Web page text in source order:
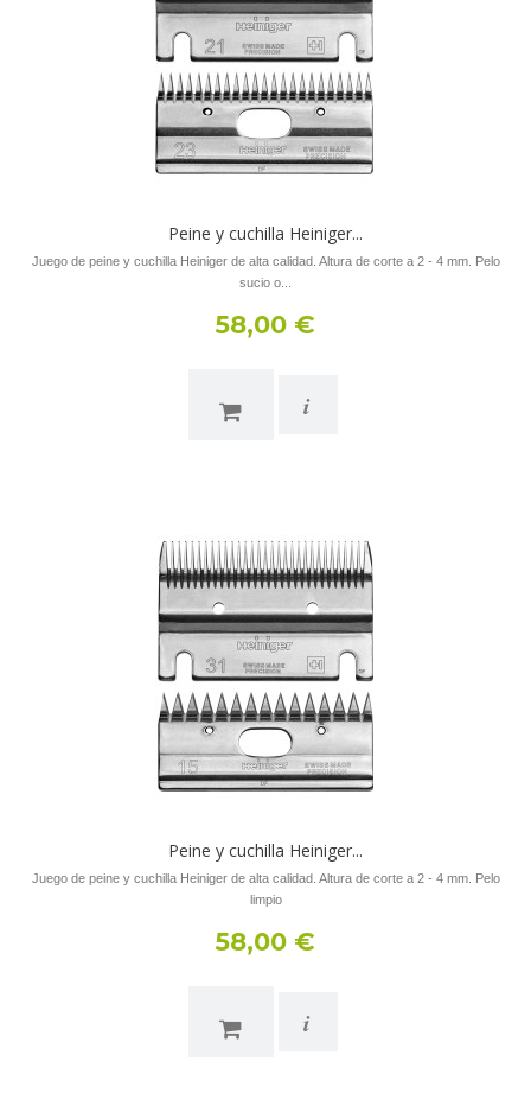
Peine y cuchilla Heiniger...
Juego de peine y cuchilla Heiniger de alta calidad. Altura de corte a 2 - 4 mm. Pelo
sucio o...
58,00 €
i
Peine y cuchilla Heiniger...
Juego de peine y cuchilla Heiniger de alta calidad. Altura de corte a 2 - 4 mm. Pelo
limpio
58,00 €
i